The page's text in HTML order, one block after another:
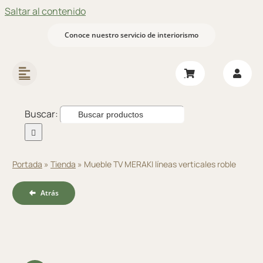
Saltar al contenido
Conoce nuestro servicio de interiorismo
Buscar:
Portada » Tienda » Mueble TV MERAKI líneas verticales roble
Atrás